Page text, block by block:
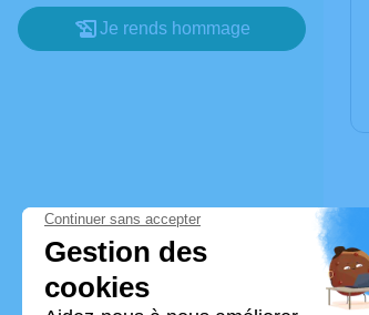
Je rends hommage